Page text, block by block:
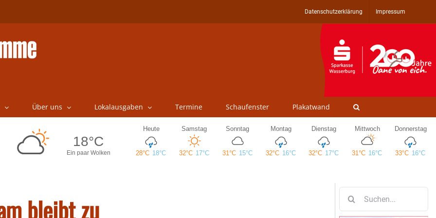
Datenschutzerklärung Impressum
Über uns Lokalausgaben Termine Schaufenster Plakatwand
bleibt zu
nach: